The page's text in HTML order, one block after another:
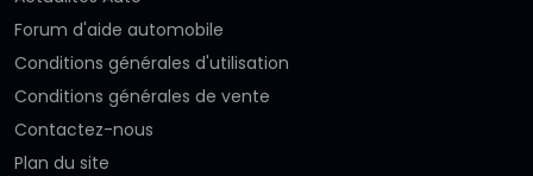
Forum d'aide automobile
Conditions générales d'utilisation
Conditions générales de vente
Contactez-nous
Plan du site